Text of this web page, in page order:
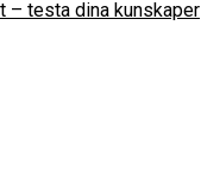
– testa dina kunskaper